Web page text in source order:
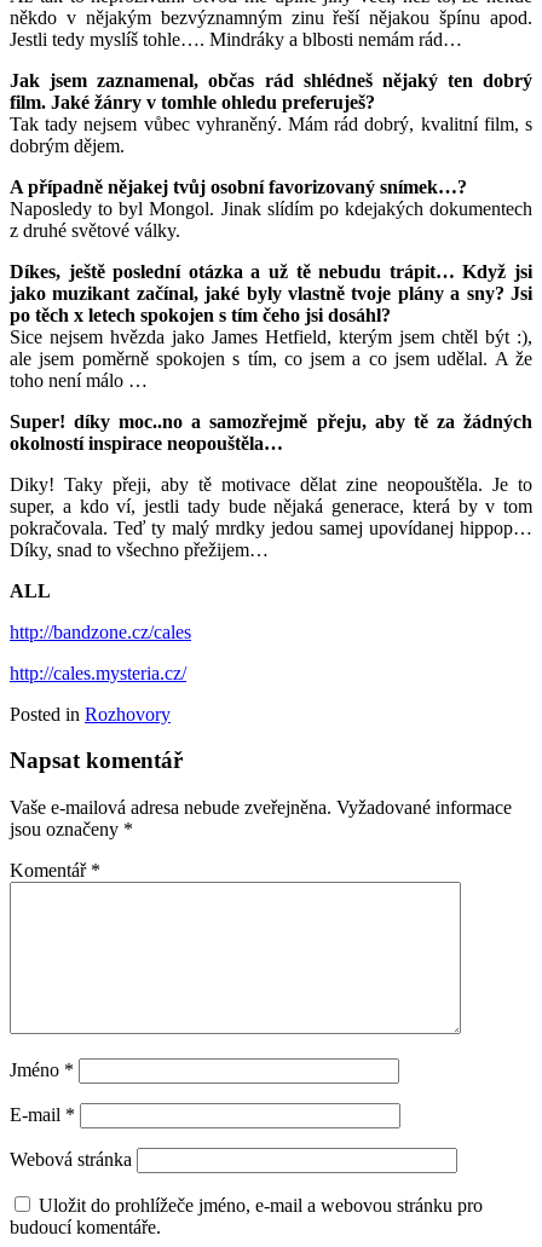
někdo v nějakým bezvýznamným zinu řeší nějakou špínu apod.
Jestli tedy myslíš tohle…. Mindráky a blbosti nemám rád…
Jak jsem zaznamenal, občas rád shlédneš nějaký ten dobrý
film. Jaké žánry v tomhle ohledu preferuješ?
Tak tady nejsem vůbec vyhraněný. Mám rád dobrý, kvalitní film, s
dobrým dějem.
A případně nějakej tvůj osobní favorizovaný snímek…?
Naposledy to byl Mongol. Jinak slídím po kdejakých dokumentech
z druhé světové války.
Díkes, ještě poslední otázka a už tě nebudu trápit… Když jsi
jako muzikant začínal, jaké byly vlastně tvoje plány a sny? Jsi
po těch x letech spokojen s tím čeho jsi dosáhl?
Sice nejsem hvězda jako James Hetfield, kterým jsem chtěl být :),
ale jsem poměrně spokojen s tím, co jsem a co jsem udělal. A že
toho není málo …
Super! díky moc..no a samozřejmě přeju, aby tě za žádných
okolností inspirace neopouštěla…
Diky! Taky přeji, aby tě motivace dělat zine neopouštěla. Je to
super, a kdo ví, jestli tady bude nějaká generace, která by v tom
pokračovala. Teď ty malý mrdky jedou samej upovídanej hippop…
Díky, snad to všechno přežijem…
ALL
http://bandzone.cz/cales
http://cales.mysteria.cz/
Posted in Rozhovory
Napsat komentář
Vaše e-mailová adresa nebude zveřejněna. Vyžadované informace
jsou označeny *
Komentář *
Jméno *
E-mail *
Webová stránka
Uložit do prohlížeče jméno, e-mail a webovou stránku pro
budoucí komentáře.